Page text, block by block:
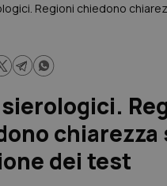
e Parlamento
Asl
Professioni
Farmaci
Regioni chiedono
chiarezza
dei test